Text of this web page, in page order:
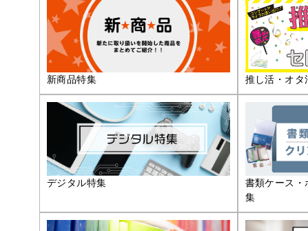
新商品特集 推し活・オタ
デジタル特集
書類ケース・
集